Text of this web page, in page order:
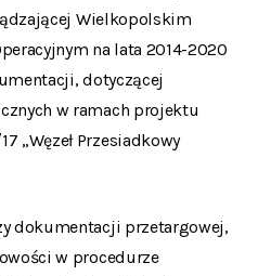
Wielkopolskim
na lata 2014-2020
dotyczącej
w ramach projektu
„Węzeł Przesiadkowy
dokumentacji przetargowej,
w procedurze